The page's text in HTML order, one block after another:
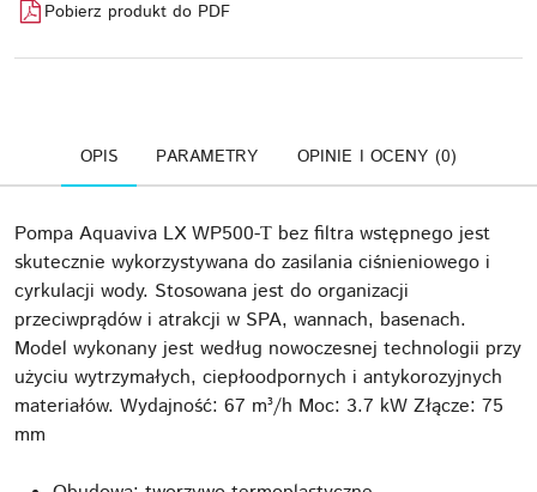
Pobierz produkt do PDF
OPIS PARAMETRY OPINIE I OCENY (0)
Pompa Aquaviva LX WP500-Т bez filtra wstępnego jest
skutecznie wykorzystywana do zasilania ciśnieniowego i
cyrkulacji wody. Stosowana jest do organizacji
przeciwprądów i atrakcji w SPA, wannach, basenach.
Model wykonany jest według nowoczesnej technologii przy
użyciu wytrzymałych, ciepłoodpornych i antykorozyjnych
materiałów. Wydajność: 67 m³/h Moc: 3.7 kW Złącze: 75
mm